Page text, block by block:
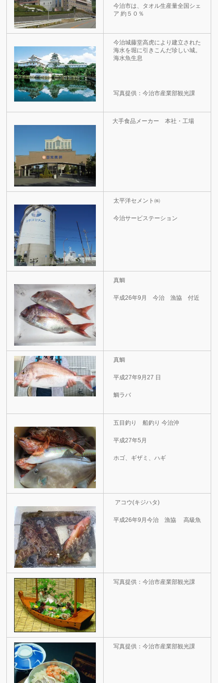
今治市は、タオル生産量全国シェ
ア 約５０％
今治城藤堂高虎により建立された
海水を堀に引きこんだ珍しい城。
海水魚生息
写真提供：今治市産業部観光課
大手食品メーカー 本社・工場
太平洋セメント㈱
今治サービステーション
真鯛
平成26年9月 今治 漁協 付近
真鯛
平成27年9月27 日
鯛ラバ
五目釣り 船釣り 今治沖
平成27年5月
ホゴ、ギザミ、ハギ
アコウ(キジハタ)
平成26年9月今治 漁協 高級魚
写真提供：今治市産業部観光課
写真提供：今治市産業部観光課